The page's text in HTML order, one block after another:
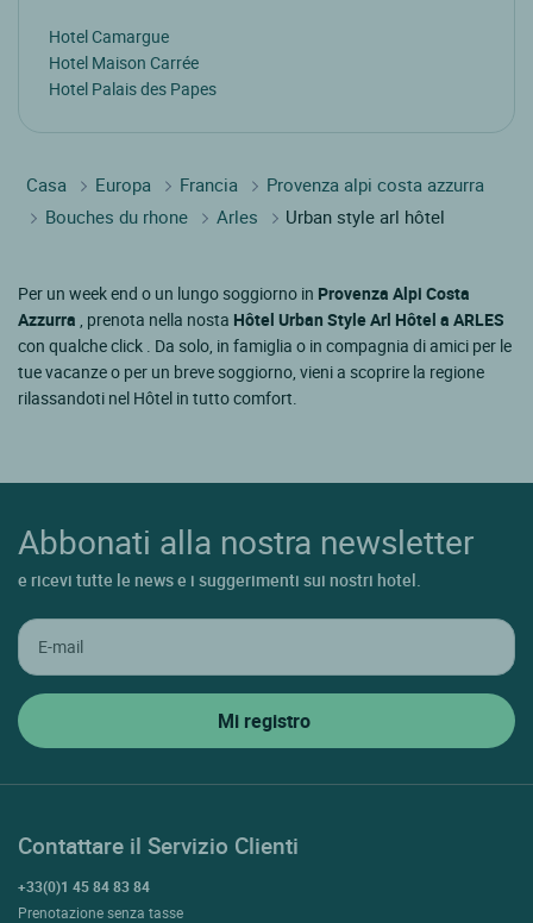
Hotel Camargue
Hotel Maison Carrée
Hotel Palais des Papes
Casa Europa Francia
Provenza alpi costa azzurra
Bouches du rhone
Arles Urban style arl hôtel
Per un week end o un lungo soggiorno in Provenza Alpi Costa
Azzurra , prenota nella nosta Hôtel Urban Style Arl Hôtel a ARLES
con qualche click . Da solo, in famiglia o in compagnia di amici per le
tue vacanze o per un breve soggiorno, vieni a scoprire la regione
rilassandoti nel Hôtel in tutto comfort.
Abbonati alla nostra newsletter
e ricevi tutte le news e i suggerimenti sui nostri hotel.
Contattare il Servizio Clienti
+33(0)1 45 84 83 84
Prenotazione senza tasse